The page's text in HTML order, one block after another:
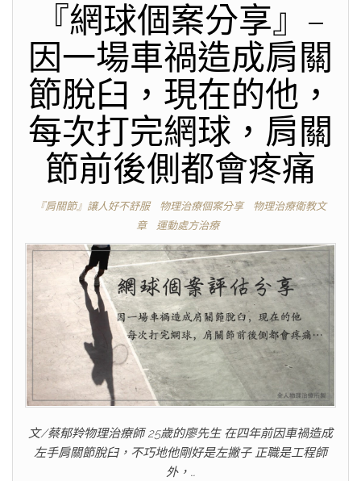
『網球個案分享』–
因一場車禍造成肩關
節脫臼，現在的他，
每次打完網球，肩關
節前後側都會疼痛
『肩關節』讓人好不舒服 物理治療個案分享
物理治療衛教文
章
運動處方治療
文/蔡郁羚物理治療師 25歲的廖先生 在四年前因車禍造成
左手肩關節脫臼，不巧地他剛好是左撇子 正職是工程師
外，…